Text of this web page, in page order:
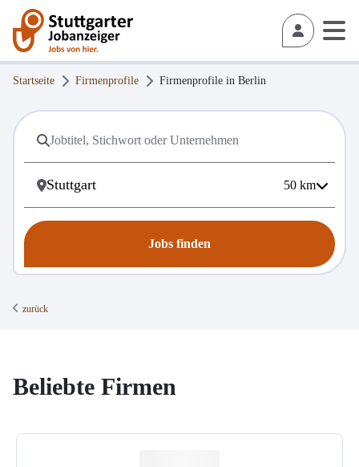
Startseite Firmenprofile Firmenprofile in Berlin
50 km
Jobs finden
zurück
Beliebte Firmen